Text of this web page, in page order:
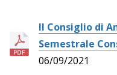
Il Consiglio di
Semestrale
06/09/2021